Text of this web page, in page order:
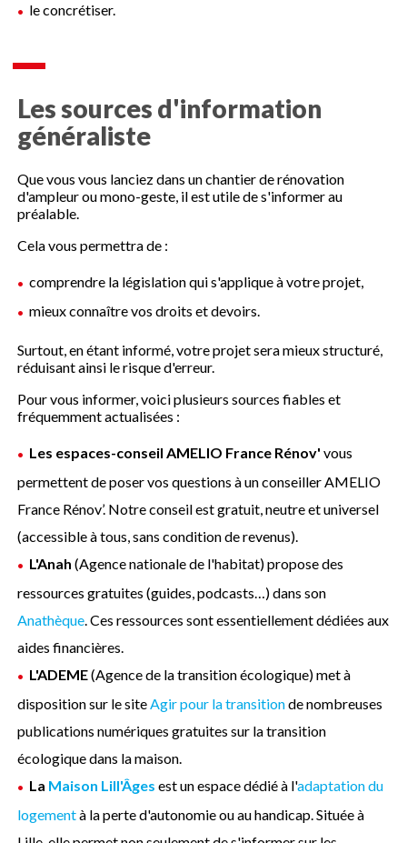
le concrétiser.
Les sources d'information
généraliste
Que vous vous lanciez dans un chantier de rénovation
d'ampleur ou mono-geste, il est utile de s'informer au
préalable.
Cela vous permettra de :
comprendre la législation qui s'applique à votre projet,
mieux connaître vos droits et devoirs.
Surtout, en étant informé, votre projet sera mieux structuré,
réduisant ainsi le risque d'erreur.
Pour vous informer, voici plusieurs sources fiables et
fréquemment actualisées :
Les espaces-conseil AMELIO France Rénov' vous
permettent de poser vos questions à un conseiller AMELIO
France Rénov’. Notre conseil est gratuit, neutre et universel
(accessible à tous, sans condition de revenus).
L'Anah (Agence nationale de l'habitat) propose des
ressources gratuites (guides, podcasts…) dans son
Anathèque. Ces ressources sont essentiellement dédiées aux
aides financières.
L'ADEME(Agence de la transition écologique) met à
disposition sur le siteAgir pour la transitionde nombreuses
publications numériques gratuites sur la transition
écologique dans la maison.
La Maison Lill'Âges est un espace dédié à l'adaptation du
logementà la perte d'autonomie ou au handicap. Située à